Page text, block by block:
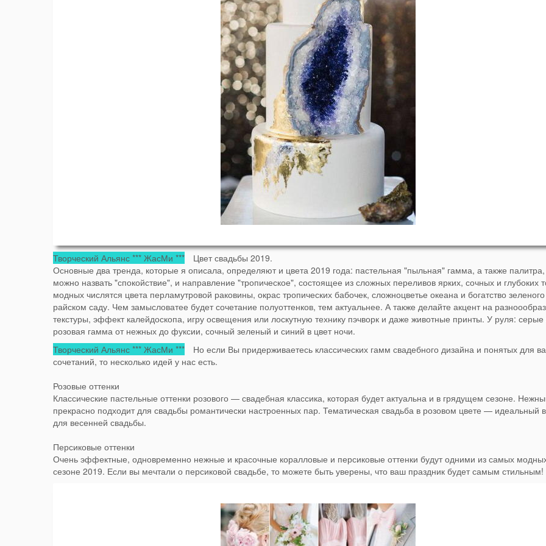
Творческий Альянс *** ЖасМи *** Цвет свадьбы 2019.
Основные два тренда, которые я описала, определяют и цвета 2019 года: пастельная "пыльная" гамма, а также
можно назвать "спокойствие", и направление "тропическое", состоящее из сложных переливов ярких, сочных и глубоких
модных числятся цвета перламутровой раковины, окрас тропических бабочек, сложноцветье океана и богатство
райском саду. Чем замысловатее будет сочетание полуоттенков, тем актуальнее. А также делайте акцент на
текстуры, эффект калейдоскопа, игру освещения или лоскутную технику пэчворк и даже животные принты. У руля: серые
розовая гамма от нежных до фуксии, сочный зеленый и синий в цвет ночи.
Творческий Альянс *** ЖасМи *** Но если Вы придерживаетесь классических гамм свадебного дизайна и понятых для
сочетаний, то несколько идей у нас есть.
Розовые оттенки
Классические пастельные оттенки розового — свадебная классика, которая будет актуальна и в грядущем сезоне.
прекрасно подходит для свадьбы романтически настроенных пар. Тематическая свадьба в розовом цвете — идеальный
для весенней свадьбы.
Персиковые оттенки
Очень эффектные, одновременно нежные и красочные коралловые и персиковые оттенки будут одними из самых
сезоне 2019. Если вы мечтали о персиковой свадьбе, то можете быть уверены, что ваш праздник будет самым стильным!